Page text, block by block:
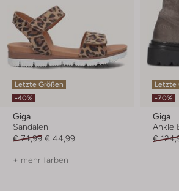
Letzte Größen
-40%
Giga
Sandalen
€ 74,99 € 44,99
+ mehr farben
Letzte
-70%
Giga
Ankle
€